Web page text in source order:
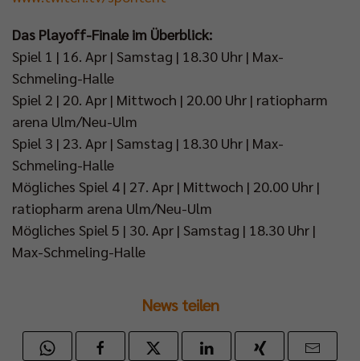
Das Playoff-Finale im Überblick:
Spiel 1 | 16. Apr | Samstag | 18.30 Uhr | Max-
Schmeling-Halle
Spiel 2 | 20. Apr | Mittwoch | 20.00 Uhr | ratiopharm
arena Ulm/Neu-Ulm
Spiel 3 | 23. Apr | Samstag | 18.30 Uhr | Max-
Schmeling-Halle
Mögliches Spiel 4 | 27. Apr | Mittwoch | 20.00 Uhr |
ratiopharm arena Ulm/Neu-Ulm
Mögliches Spiel 5 | 30. Apr | Samstag | 18.30 Uhr |
Max-Schmeling-Halle
News teilen